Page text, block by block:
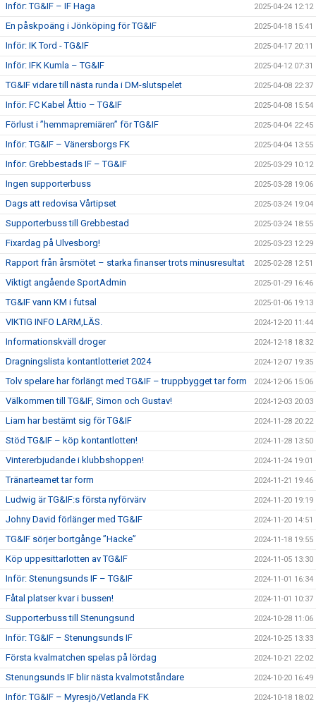
Inför: TG&IF – IF Haga 2025-04-24 12:12
En påskpoäng i Jönköping för TG&IF 2025-04-18 15:41
Inför: IK Tord - TG&IF 2025-04-17 20:11
Inför: IFK Kumla – TG&IF 2025-04-12 07:31
TG&IF vidare till nästa runda i DM-slutspelet 2025-04-08 22:37
Inför: FC Kabel Åttio – TG&IF 2025-04-08 15:54
Förlust i ”hemmapremiären” för TG&IF 2025-04-04 22:45
Inför: TG&IF – Vänersborgs FK 2025-04-04 13:55
Inför: Grebbestads IF – TG&IF 2025-03-29 10:12
Ingen supporterbuss 2025-03-28 19:06
Dags att redovisa Vårtipset 2025-03-24 19:04
Supporterbuss till Grebbestad 2025-03-24 18:55
Fixardag på Ulvesborg! 2025-03-23 12:29
Rapport från årsmötet – starka finanser trots minusresultat 2025-02-28 12:51
Viktigt angående SportAdmin 2025-01-29 16:46
TG&IF vann KM i futsal 2025-01-06 19:13
VIKTIG INFO LARM,LÄS. 2024-12-20 11:44
Informationskväll droger 2024-12-18 18:32
Dragningslista kontantlotteriet 2024 2024-12-07 19:35
Tolv spelare har förlängt med TG&IF – truppbygget tar form 2024-12-06 15:06
Välkommen till TG&IF, Simon och Gustav! 2024-12-03 20:03
Liam har bestämt sig för TG&IF 2024-11-28 20:22
Stöd TG&IF – köp kontantlotten! 2024-11-28 13:50
Vintererbjudande i klubbshoppen! 2024-11-24 19:01
Tränarteamet tar form 2024-11-21 19:46
Ludwig är TG&IF:s första nyförvärv 2024-11-20 19:19
Johny David förlänger med TG&IF 2024-11-20 14:51
TG&IF sörjer bortgånge ”Hacke” 2024-11-18 19:55
Köp uppesittarlotten av TG&IF 2024-11-05 13:30
Inför: Stenungsunds IF – TG&IF 2024-11-01 16:34
Fåtal platser kvar i bussen! 2024-11-01 10:37
Supporterbuss till Stenungsund 2024-10-28 11:06
Inför: TG&IF – Stenungsunds IF 2024-10-25 13:33
Första kvalmatchen spelas på lördag 2024-10-21 22:02
Stenungsunds IF blir nästa kvalmotståndare 2024-10-20 16:49
Inför: TG&IF – Myresjö/Vetlanda FK 2024-10-18 18:02